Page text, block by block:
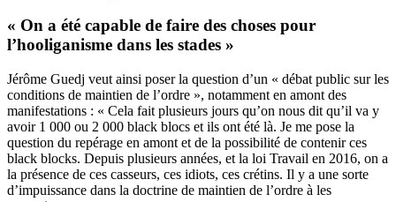
« On a été capable de faire des choses pour
l’hooliganisme dans les stades »
Jérôme Guedj veut ainsi poser la question d’un « débat public sur les
conditions de maintien de l’ordre », notamment en amont des
manifestations : « Cela fait plusieurs jours qu’on nous dit qu’il va y
avoir 1 000 ou 2 000 black blocs et ils ont été là. Je me pose la
question du repérage en amont et de la possibilité de contenir ces
black blocks. Depuis plusieurs années, et la loi Travail en 2016, on a
la présence de ces casseurs, ces idiots, ces crétins. Il y a une sorte
d’impuissance dans la doctrine de maintien de l’ordre à les